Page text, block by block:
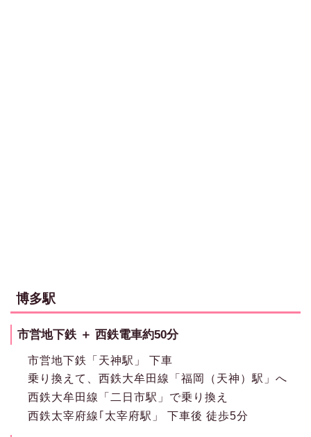
博多駅
市営地下鉄 ＋ 西鉄電車約50分
市営地下鉄「天神駅」 下車
乗り換えて、西鉄大牟田線「福岡（天神）駅」へ
西鉄大牟田線「二日市駅」で乗り換え
西鉄太宰府線｢太宰府駅」 下車後 徒歩5分